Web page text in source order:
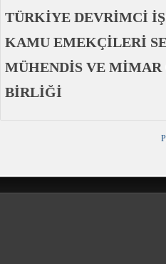
TÜRKİYE DEVRİMCİ
KAMU EMEKÇİLERİ
MÜHENDİS VE
BİRLİĞİ